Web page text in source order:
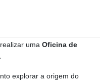
uma Oficina de
explorar a origem do